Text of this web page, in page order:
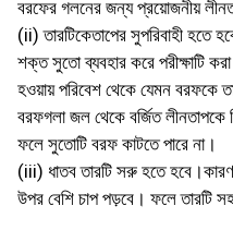
বরফের গলনের জন্য প্রয়োজনীয়
(ii) তারটিকেতাপের সুপরিবাহী হতে
শক্ত সুতো ব্যবহার করে পরীক্ষাটি
হওয়ায় পরিবেশ থেকে যেমন বরফকে
বরফগলা জল থেকে বর্জিত লীনতাপকে
ফলে সুতোটি বরফ কাটতে পারে না।
(iii) ধাতব তারটি সরু হতে
উপর বেশি চাপ পড়বে। ফলে তারটি